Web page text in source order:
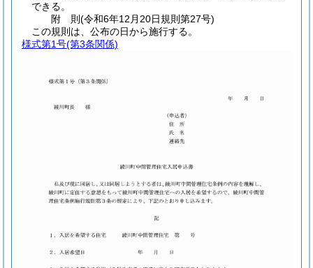
できる。
附 則(令和6年12月20日規則第27号)
この規則は、公布の日から施行する。
様式第1号(第3条関係)